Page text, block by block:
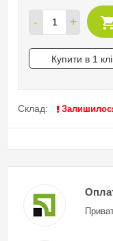
- +
Купити в 1
Склад: